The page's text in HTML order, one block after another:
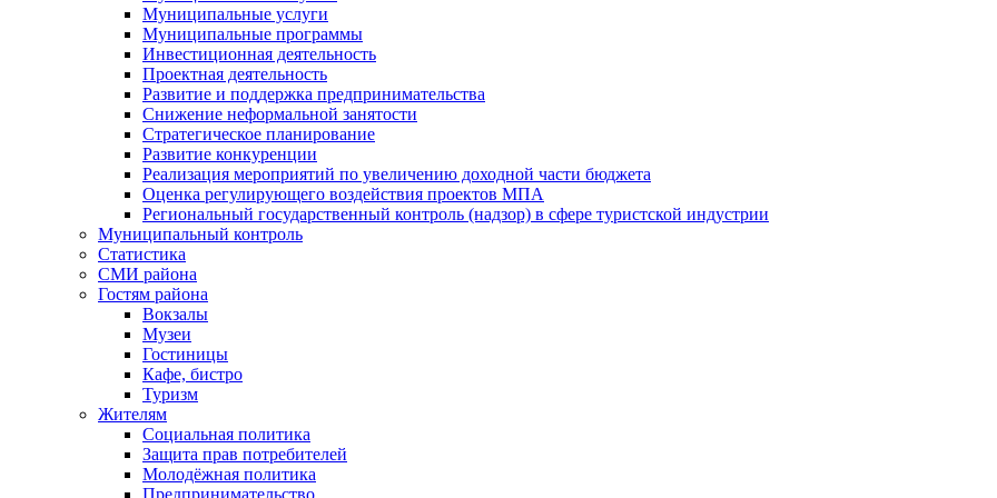
Муниципальные услуги
Муниципальные программы
Инвестиционная деятельность
Проектная деятельность
Развитие и поддержка предпринимательства
Снижение неформальной занятости
Стратегическое планирование
Развитие конкуренции
Реализация мероприятий по увеличению доходной части бюджета
Оценка регулирующего воздействия проектов МПА
Региональный государственный контроль (надзор) в сфере туристской индустрии
Муниципальный контроль
Статистика
СМИ района
Гостям района
Вокзалы
Музеи
Гостиницы
Кафе, бистро
Туризм
Жителям
Социальная политика
Защита прав потребителей
Молодёжная политика
Предпринимательство